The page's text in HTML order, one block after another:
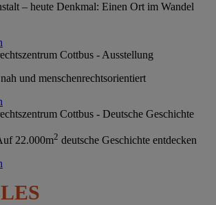
– heute Denkmal: Einen Ort im Wandel
und menschenrechtsorientiert
22.000m2 deutsche Geschichte entdecken